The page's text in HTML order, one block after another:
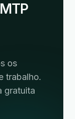
os
trabalho.
gratuita